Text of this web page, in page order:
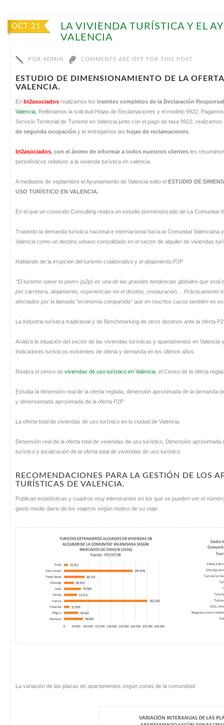
OCT 21
LA VIVIENDA TURÍSTICA Y EL
VALENCIA
POR ADMIN COMMENTS ARE OFF FOR THIS POST
ESTUDIO DE DIMENSIONAMIENTO DE LA
VALENCIA.
En bt2asociados realizamos los tramites completos de la Declaración
Valencia , Rellenamos la solicitud Hojas de Reclamaciones y el modelo 9922,
Servicio Territorial de Turismo en Valencia junto con el pago de tasa 9922,
de segunda ocupación y le entregamos las hojas de reclamaciones
bt2asociados, con el ánimo de informar a todos nuestros clientes les
periodísticos relativos a la vivienda turística en valencia.
A mediados de septiembre el Ayuntamiento de Valencia edito el ESTUDIO DE
USO TURÍSTICO EN VALENCIA.
En el que un conocido Consulting realiza un estudio pormenorizado de La Comunitat
Tratando la demanda turística nacional e internacional hacia la Comunitat
Valencia como un destino urbano consolidado en el sector de alquiler de viviendas
Hablando de la irrupción del turismo colaborativo y el alojamiento P2P
“El turismo «peer to peer» (p2p) es una de las grandes tendencias globales que
por carretera, alojamiento, experiencias en el destino, restauración… Prácticamente
afectados por la llamada “economía compartida” que en muchos casos también es
La industria turística tradicional y de Benchmarking de otros destinos ante la oferta
Analiza la situación del sector de las viviendas turísticas y apartamentos en Valencia
Indicadores turísticos existentes de oferta y demanda en los últimos años.
Realiza el censo de viviendas de uso turístico en Valencia , el Censo de la oferta
Estudia la dimensión real de la oferta reglada, dimensión aproximada de la demanda
y dimensionada aproximada de la oferta P2P
La oferta total de viviendas de uso turístico en la ciudad de Valencia.
Dimensión real de la oferta total de viviendas de uso turístico, Dimensión
turístico y localización de la oferta total de viviendas de uso turístico.
RECOMENDACIONES PARA LA GESTIÓN DE LOS
TURÍSTICAS DE VALENCIA.
Publican estadísticas y cuadros muy interesantes en los que se pueden ver el
gasto medio diario de los viajeros según motivo de su viaje.
La variación de las plazas de apartamentos según zonas de la comunidad